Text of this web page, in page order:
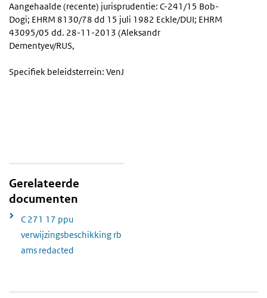
Aangehaalde (recente) jurisprudentie: C-241/15 Bob-
Dogi; EHRM 8130/78 dd 15 juli 1982 Eckle/DUI; EHRM
43095/05 dd. 28-11-2013 (Aleksandr
Dementyev/RUS,
Specifiek beleidsterrein: VenJ
Gerelateerde
documenten
C 271 17 ppu
verwijzingsbeschikking rb
ams redacted